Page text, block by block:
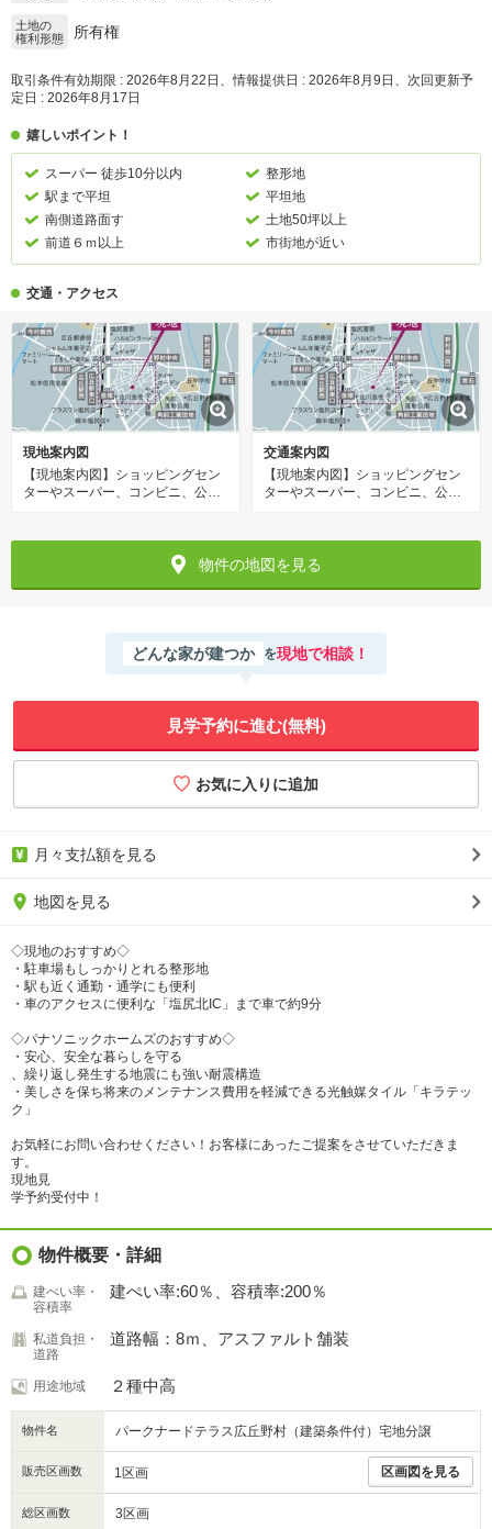
土地の
権利形態
所有権
取引条件有効期限 : 2026年8月22日、情報提供日 : 2026年8月9日、次回更新予
定日 : 2026年8月17日
嬉しいポイント！
スーパー 徒歩10分以内
整形地
駅まで平坦
平坦地
南側道路面す
土地50坪以上
前道６ｍ以上
市街地が近い
交通・アクセス
現地案内図
【現地案内図】ショッピングセン
ターやスーパー、コンビニ、公園
環境です。駅や高速道路などのア
交通案内図
【現地案内図】ショッピングセン
ターやスーパー、コンビニ、公園
環境です。駅や高速道路などのア
クセスも良好です。
物件の地図を見る
どんな家が建つか を現地で相談！
見学予約に進む(無料)
月々支払額を見る
地図を見る
◇現地のおすすめ◇
・駐車場もしっかりとれる整形地
・駅も近く通勤・通学にも便利
・車のアクセスに便利な「塩尻北IC」まで車で約9分
◇パナソニックホームズのおすすめ◇
・安心、安全な暮らしを守る
、繰り返し発生する地震にも強い耐震構造
・美しさを保ち将来のメンテナンス費用を軽減できる光触媒タイル「キラテッ
ク」
お気軽にお問い合わせください！お客様にあったご提案をさせていただきま
す。
現地見
学予約受付中！
物件概要・詳細
建ぺい率・
容積率
建ぺい率:60％、容積率:200％
私道負担・
道路
道路幅：8ｍ、アスファルト舗装
用途地域 ２種中高
物件名 パークナードテラス広丘野村（建築条件付）宅地分譲
販売区画数 1区画 区画図を見る
総区画数 3区画